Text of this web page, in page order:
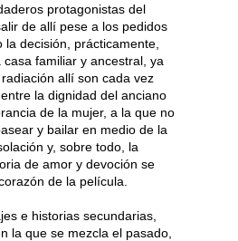
protagonistas del
de allí pese a los pedidos
decisión, prácticamente,
familiar y ancestral, ya
allí son cada vez
la dignidad del anciano
de la mujer, a la que no
y bailar en medio de la
y, sobre todo, la
de amor y devoción se
de la película.
e historias secundarias,
la que se mezcla el pasado,